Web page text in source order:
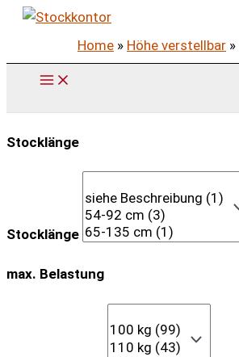
Zum
springen
Home » Höhe verstellbar »
Stocklänge
Stocklänge
max. Belastung